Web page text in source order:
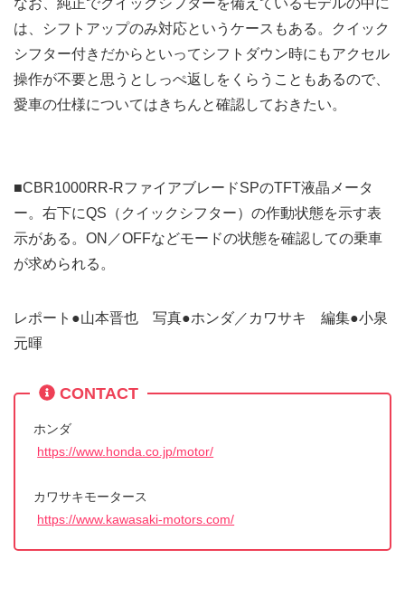
は、シフトアップのみ対応というケースもある。クイック
シフター付きだからといってシフトダウン時にもアクセル
操作が不要と思うとしっぺ返しをくらうこともあるので、
愛車の仕様についてはきちんと確認しておきたい。
■CBR1000RR-RファイアブレードSPのTFT液晶メータ
ー。右下にQS（クイックシフター）の作動状態を示す表
示がある。ON／OFFなどモードの状態を確認しての乗車
が求められる。
レポート●山本晋也 写真●ホンダ／カワサキ 編集●小泉
元暉
CONTACT
ホンダ
https://www.honda.co.jp/motor/
カワサキモータース
https://www.kawasaki-motors.com/